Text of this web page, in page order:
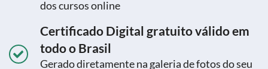
dos cursos online
Certificado Digital gratuito válido em
todo o Brasil
Gerado diretamente na galeria de fotos do seu